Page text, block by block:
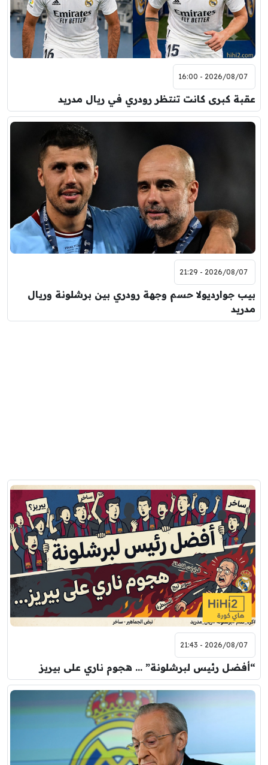
2026/08/07 - 16:00
عقبة كبرى كانت تنتظر رودري في ريال مدريد
2026/08/07 - 21:29
بيب جوارديولا حسم وجهة رودري بين برشلونة وريال
مدريد
2026/08/07 - 21:43
“أفضل رئيس لبرشلونة” … هجوم ناري على بيريز